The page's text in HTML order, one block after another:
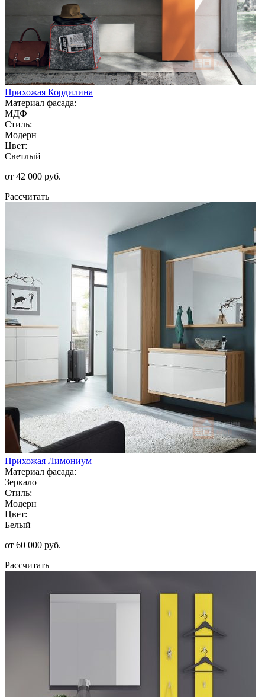
Прихожая Кордилина
Материал фасада:
МДФ
Стиль:
Модерн
Цвет:
Светлый
от 42 000 руб.
Рассчитать
Прихожая Лимониум
Материал фасада:
Зеркало
Стиль:
Модерн
Цвет:
Белый
от 60 000 руб.
Рассчитать